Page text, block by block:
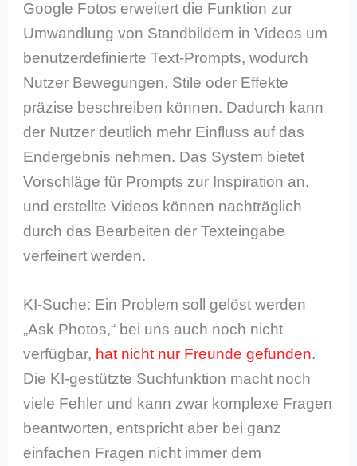
Google Fotos erweitert die Funktion zur
Umwandlung von Standbildern in Videos um
benutzerdefinierte Text-Prompts, wodurch
Nutzer Bewegungen, Stile oder Effekte
präzise beschreiben können. Dadurch kann
der Nutzer deutlich mehr Einfluss auf das
Endergebnis nehmen. Das System bietet
Vorschläge für Prompts zur Inspiration an,
und erstellte Videos können nachträglich
durch das Bearbeiten der Texteingabe
verfeinert werden.
KI-Suche: Ein Problem soll gelöst werden
„Ask Photos,“ bei uns auch noch nicht
verfügbar, hat nicht nur Freunde gefunden.
Die KI-gestützte Suchfunktion macht noch
viele Fehler und kann zwar komplexe Fragen
beantworten, entspricht aber bei ganz
einfachen Fragen nicht immer dem